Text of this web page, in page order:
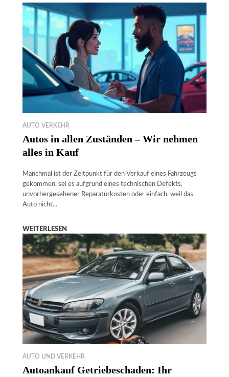
AUTO VERKEHR
Autos in allen Zuständen – Wir nehmen
alles in Kauf
Manchmal ist der Zeitpunkt für den Verkauf eines Fahrzeugs
gekommen, sei es aufgrund eines technischen Defekts,
unvorhergesehener Reparaturkosten oder einfach, weil das
Auto nicht...
WEITERLESEN
AUTO UND VERKEHR
Autoankauf Getriebeschaden: Ihr